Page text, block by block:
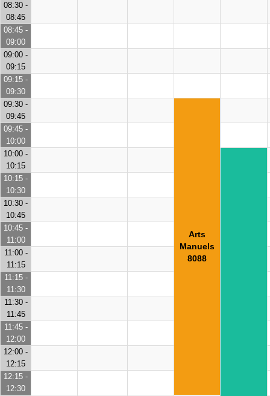
08:30 -
08:45
08:45 -
09:00
09:00 -
09:15
09:15 -
09:30
09:30 -
09:45
Arts
Manuels
8088
09:45 -
10:00
10:00 -
10:15
10:15 -
10:30
10:30 -
10:45
10:45 -
11:00
11:00 -
11:15
11:15 -
11:30
11:30 -
11:45
11:45 -
12:00
12:00 -
12:15
12:15 -
12:30